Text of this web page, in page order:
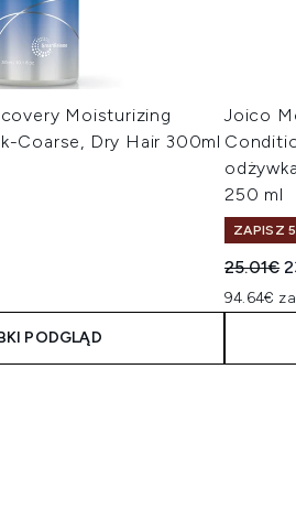
Moisturizing
Coarse, Dry Hair 300ml
PODGLĄD
Joico
250 ml
ZAPISZ
25.01€
94.64€